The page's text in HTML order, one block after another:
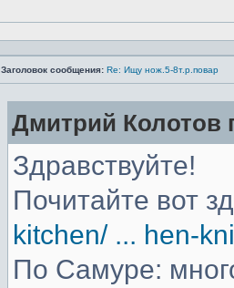
Заголовок сообщения: Re: Ищу нож.5-8т.р.повар
Дмитрий Колотов
Здравствуйте!
Почитайте вот
kitchen/ ... hen-
По Самуре: